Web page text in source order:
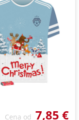
Cena od 7,85 €